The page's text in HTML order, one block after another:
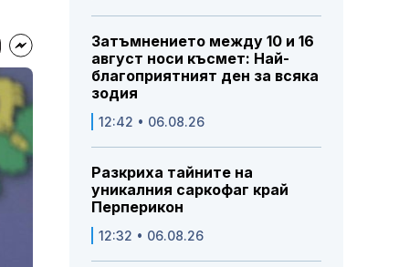
Затъмнението между 10 и 16
август носи късмет: Най-
благоприятният ден за всяка
зодия
12:42 • 06.08.26
Разкриха тайните на
уникалния саркофаг край
Перперикон
12:32 • 06.08.26